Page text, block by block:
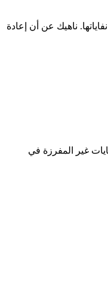
من المصدر، وأكثر من 500 مدرسة و5000 أسرة في بيروت تقوم بفرز نفاياتها. ناهيك عن أن إعادة
غير المفرزة في